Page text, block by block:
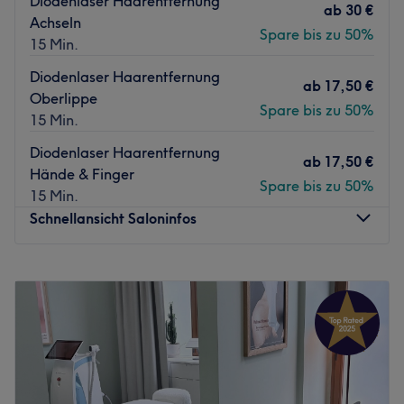
zugeschnitten.
Zurück zur Salonansicht
Achseln
15 Min.
ab 30 €
Spare bis zu 50%
Diodenlaser Haarentfernung
Oberlippe
15 Min.
ab 17,50 €
Spare bis zu 50%
Diodenlaser Haarentfernung
Hände & Finger
15 Min.
ab 17,50 €
Spare bis zu 50%
Schnellansicht Saloninfos
Dienstag
08:00
18:00
Mittwoch
08:00
18:00
Donnerstag
08:00 –18:00
Freitag
08:00
18:00
Samstag
18:00
Sonntag
Geschlossen